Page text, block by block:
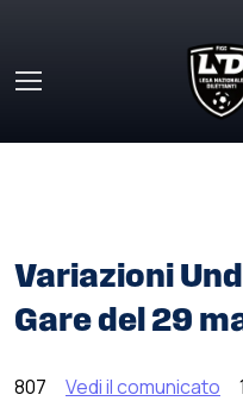
Variazioni
Gare del 29
807 Vedi il comunicato